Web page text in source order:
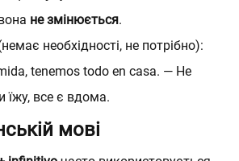
не змінюється.
необхідності, не потрібно):
tenemos todo en casa. — Не
їжу, все є вдома.
мові